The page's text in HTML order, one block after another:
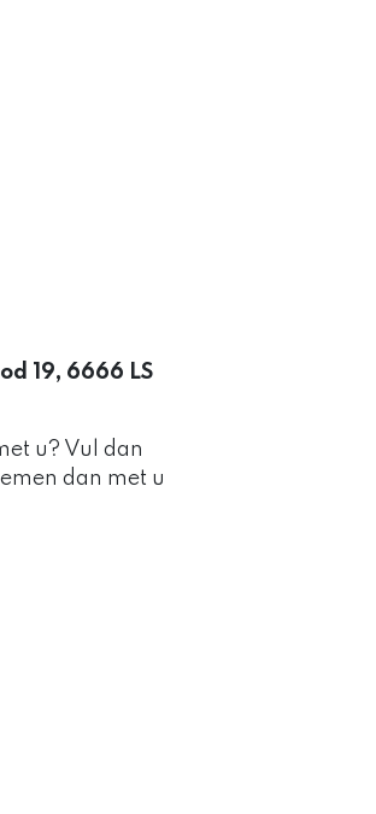
19, 6666 LS
u? Vul dan
dan met u